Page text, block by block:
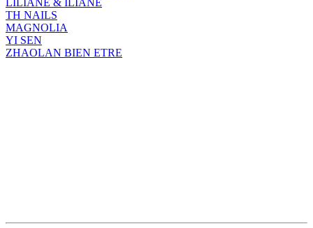
TH NAILS
MAGNOLIA
YI SEN
ZHAOLAN BIEN ETRE